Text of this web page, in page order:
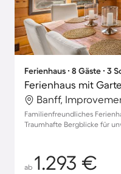
Ferienhaus ∙ 8 Gäste ∙ 3
Banff,
Familienfreundliches
Traumhafte Bergblicke für
ab 1.293 €